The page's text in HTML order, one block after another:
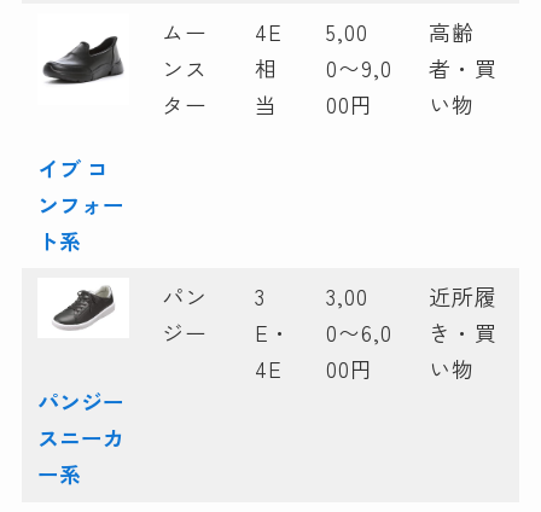
イブ コ
ンフォー
ト系
ムー
ンス
ター
4E
相
当
5,00
0〜9,0
00円
高齢
者・買
い物
パンジー
スニーカ
ー系
パン
ジー
3
E・
4E
3,00
0〜6,0
00円
近所履
き・買
い物